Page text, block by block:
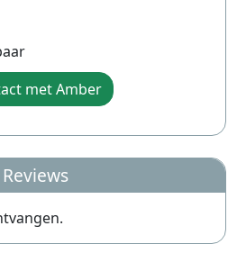
met Amber
Reviews